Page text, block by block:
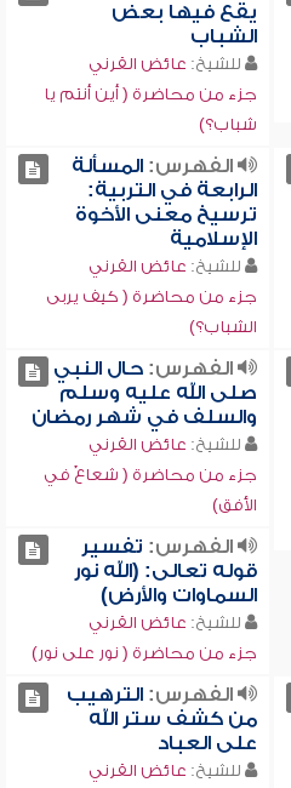
يقع فيها بعض
الشباب
للشيخ: عائض القرني
جزء من محاضرة ( أين أنتم يا
شباب؟)
الفهرس:المسألة
الرابعة في التربية:
ترسيخ معنى الأخوة
الإسلامية
للشيخ: عائض القرني
جزء من محاضرة ( كيف يربى
الشباب؟)
الفهرس:حال النبي
صلى الله عليه وسلم
والسلف في شهر رمضان
للشيخ: عائض القرني
جزء من محاضرة ( شعاعٌ في
الأفق)
الفهرس: تفسير
قوله تعالى: (الله نور
السماوات والأرض)
للشيخ: عائض القرني
جزء من محاضرة ( نور على نور)
الفهرس:الترهيب
من كشف ستر الله
على العباد
للشيخ: عائض القرني